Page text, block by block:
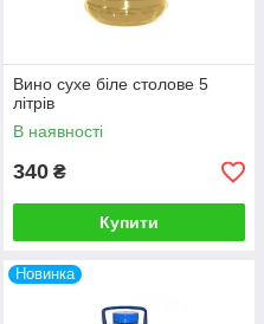
Вино сухе біле столове 5
літрів
В наявності
340 ₴
Купити
Новинка